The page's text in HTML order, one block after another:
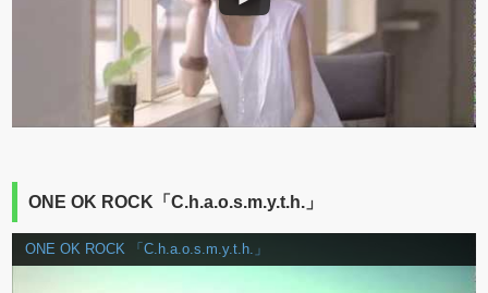
ONE OK ROCK「C.h.a.o.s.m.y.t.h.」
ONE OK ROCK 「C.h.a.o.s.m.y.t.h.」